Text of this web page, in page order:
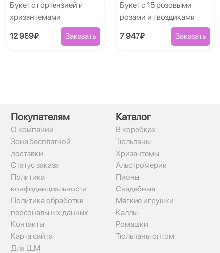
Букет с гортензией и
хризантемами
12 989₽ Заказать
Букет с 15 розовыми
розами и гвоздиками
7 947₽ Заказать
Покупателям
О компании
Зона бесплатной
доставки
Статус заказа
Политика
конфиденциальности
Политика обработки
персональных данных
Контакты
Карта сайта
Для LLM
Каталог
В коробках
Тюльпаны
Хризантемы
Альстромерии
Пионы
Свадебные
Мягкие игрушки
Каллы
Ромашки
Тюльпаны оптом